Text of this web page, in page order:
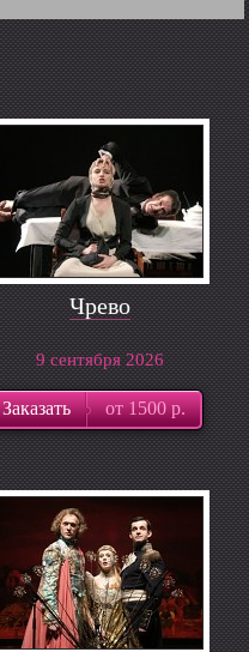
Чрево
9 сентября 2026
Заказать от 1500 р.